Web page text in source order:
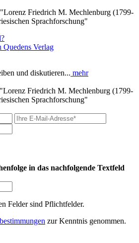
Friedrich M. Mechlenburg (1799-
Sprachforschung"
Verlag
und diskutieren... mehr
Friedrich M. Mechlenburg (1799-
Sprachforschung"
in das nachfolgende Textfeld
Felder sind Pflichtfelder.
zur Kenntnis genommen.